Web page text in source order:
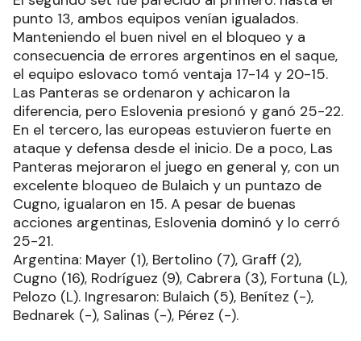
punto 13, ambos equipos venían igualados.
Manteniendo el buen nivel en el bloqueo y a
consecuencia de errores argentinos en el saque,
el equipo eslovaco tomó ventaja 17-14 y 20-15.
Las Panteras se ordenaron y achicaron la
diferencia, pero Eslovenia presionó y ganó 25-22.
En el tercero, las europeas estuvieron fuerte en
ataque y defensa desde el inicio. De a poco, Las
Panteras mejoraron el juego en general y, con un
excelente bloqueo de Bulaich y un puntazo de
Cugno, igualaron en 15. A pesar de buenas
acciones argentinas, Eslovenia dominó y lo cerró
25-21.
Argentina: Mayer (1), Bertolino (7), Graff (2),
Cugno (16), Rodríguez (9), Cabrera (3), Fortuna (L),
Pelozo (L). Ingresaron: Bulaich (5), Benítez (-),
Bednarek (-), Salinas (-), Pérez (-).